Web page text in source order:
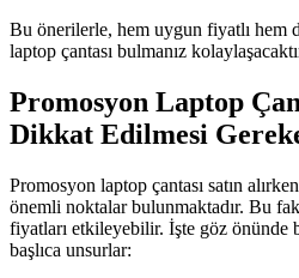
Bu önerilerle, hem uygun fiyatlı hem
laptop çantası bulmanız
Promosyon Laptop
Dikkat Edilmesi
Promosyon laptop çantası satın
önemli noktalar bulunmaktadır. Bu
fiyatları etkileyebilir. İşte göz önünde
başlıca unsurlar: